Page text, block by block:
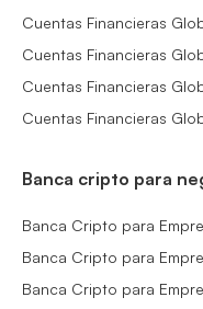
Cuentas Financieras
Cuentas Financieras
Cuentas Financieras
Cuentas Financieras
Banca cripto para
Banca Cripto para
Banca Cripto para
Banca Cripto para